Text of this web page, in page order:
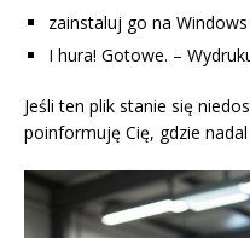
zainstaluj go na Windows
I hura! Gotowe. –
Jeśli ten plik stanie się
poinformuję Cię, gdzie